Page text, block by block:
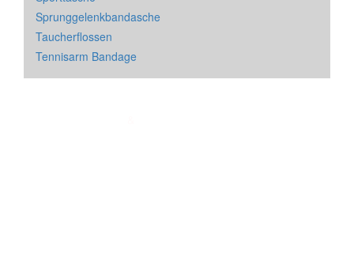
Sprunggelenkbandasche
Taucherflossen
Tennisarm Bandage